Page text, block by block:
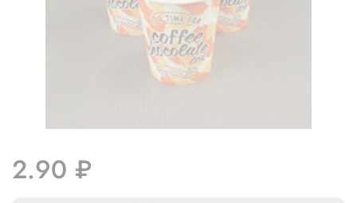
2.90 ₽